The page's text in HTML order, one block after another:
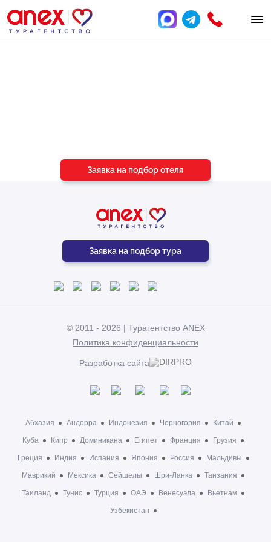
Заявка на подбор отеля
Заявка на подбор тура
© 2011 - 2026 | Турагентство ANEX
Политика конфиденциальности
Разработка сайта
Абхазия Андорра Индонезия Черногория Китай
Куба Кипр Доминикана Египет Франция Грузия
Греция Индия Испания Япония Россия Мальдивы
Маврикий Мексика Сейшелы Шри-Ланка Танзания
Таиланд Тунис Турция ОАЭ Венесуэла Вьетнам
Узбекистан